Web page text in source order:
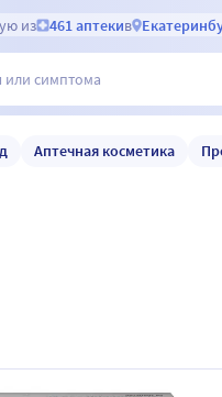
из 461 аптекив
Аптечная косметика